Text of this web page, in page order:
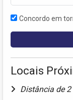
Concordo em
Locais
Distância de